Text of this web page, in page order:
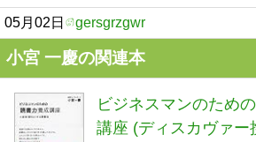
05月02日 gersgrzgwr
小宮 一慶の関連本
ビジネスマンのため
講座 (ディスカヴァー